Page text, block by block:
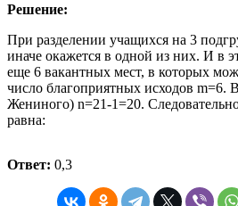
Решение:
При разделении учащихся на 3
иначе окажется в одной из них. И в
еще 6 вакантных мест, в которых
число благоприятных исходов m=6.
Жениного) n=21-1=20.
равна:
Ответ: 0,3